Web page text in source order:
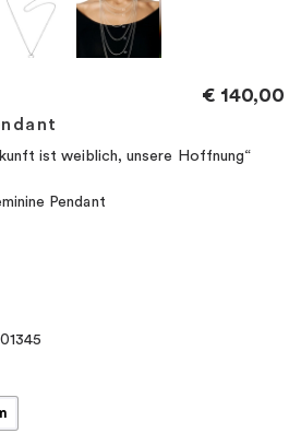
€ 140,00
ist weiblich, unsere Hoffnung“
Pendant